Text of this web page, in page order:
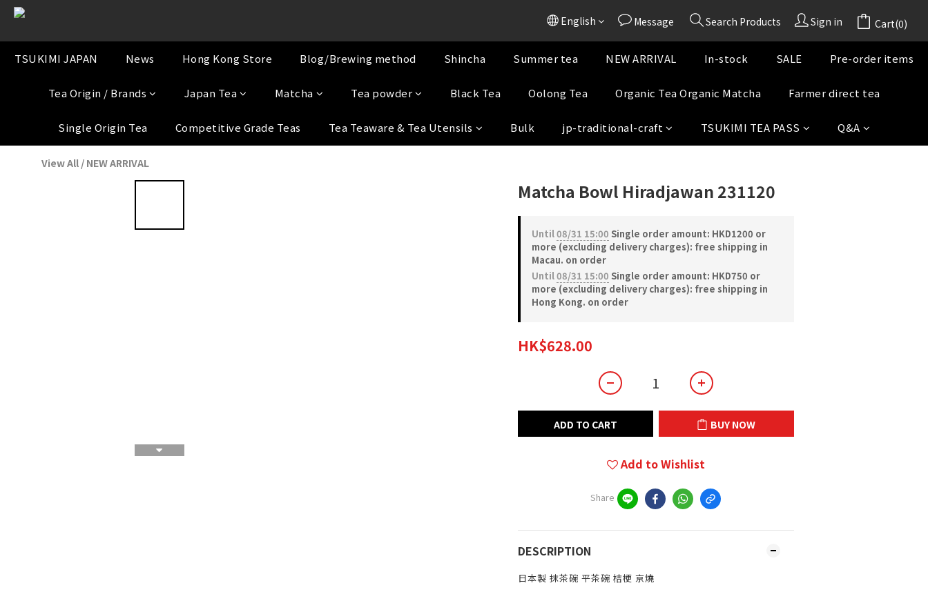
English Message Search Products Sign in Cart(0)
TSUKIMI JAPAN News Hong Kong Store Blog/Brewing method Shincha Summer tea NEW ARRIVAL In-stock SALE Pre-order items
Tea Origin / Brands Japan Tea Matcha Tea powder Black Tea Oolong Tea Organic Tea Organic Matcha Farmer direct tea
Single Origin Tea Competitive Grade Teas Tea Teaware & Tea Utensils Bulk jp-traditional-craft TSUKIMI TEA PASS Q&A
View All / NEW ARRIVAL
Matcha Bowl Hiradjawan 231120
Until08/31 15:00 Single order amount: HKD1200 or
more (excluding delivery charges): free shipping in
Macau. on order
Until08/31 15:00 Single order amount: HKD750 or
more (excluding delivery charges): free shipping in
Hong Kong. on order
HK$628.00
ADD TO CART BUY NOW
Add to Wishlist
Share
DESCRIPTION
日本製 抹茶碗 平茶碗 桔梗 京燒
BUY NOW